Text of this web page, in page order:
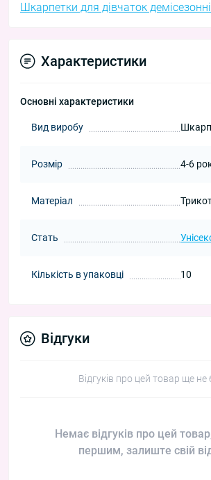
Шкарпетки для дівчаток демісезонні
Характеристики
Основні характеристики
Вид виробу
Розмір 4-6
Матеріал
Стать
Кількість в упаковці 10
Відгуки
Відгуків про цей товар ще не
Немає відгуків про цей
першим, залиште свій